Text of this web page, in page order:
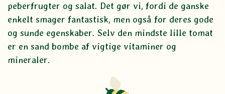
peberfrugter og salat. Det gør vi, fordi de ganske
enkelt smager fantastisk, men også for deres gode
og sunde egenskaber. Selv den mindste lille tomat
er en sand bombe af vigtige vitaminer og
mineraler.